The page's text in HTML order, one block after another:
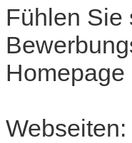
Fühlen Sie